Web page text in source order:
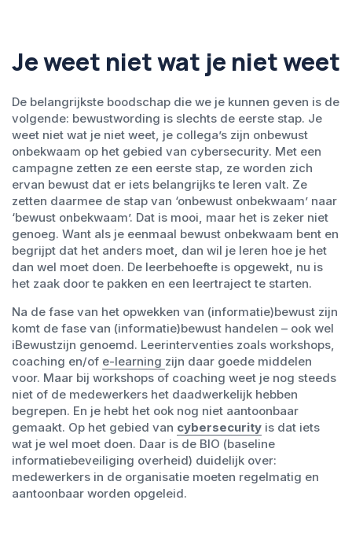
Je weet niet wat je niet weet
De belangrijkste boodschap die we je kunnen geven is de
volgende: bewustwording is slechts de eerste stap. Je
weet niet wat je niet weet, je collega’s zijn onbewust
onbekwaam op het gebied van cybersecurity. Met een
campagne zetten ze een eerste stap, ze worden zich
ervan bewust dat er iets belangrijks te leren valt. Ze
zetten daarmee de stap van ‘onbewust onbekwaam’ naar
‘bewust onbekwaam’. Dat is mooi, maar het is zeker niet
genoeg. Want als je eenmaal bewust onbekwaam bent en
begrijpt dat het anders moet, dan wil je leren hoe je het
dan wel moet doen. De leerbehoefte is opgewekt, nu is
het zaak door te pakken en een leertraject te starten.
Na de fase van het opwekken van (informatie)bewust zijn
komt de fase van (informatie)bewust handelen – ook wel
iBewustzijn genoemd. Leerinterventies zoals workshops,
coaching en/of e-learning zijn daar goede middelen
voor. Maar bij workshops of coaching weet je nog steeds
niet of de medewerkers het daadwerkelijk hebben
begrepen. En je hebt het ook nog niet aantoonbaar
gemaakt. Op het gebied van cybersecurity is dat iets
wat je wel moet doen. Daar is de BIO (baseline
informatiebeveiliging overheid) duidelijk over:
medewerkers in de organisatie moeten regelmatig en
aantoonbaar worden opgeleid.